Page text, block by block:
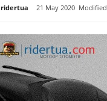
T
u
a
ridertua 21 May 2020